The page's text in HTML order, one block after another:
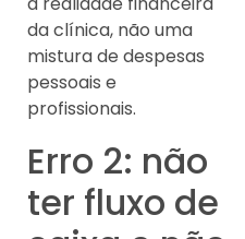
da clínica, não uma
mistura de despesas
pessoais e
profissionais.
Erro 2: não
ter fluxo de